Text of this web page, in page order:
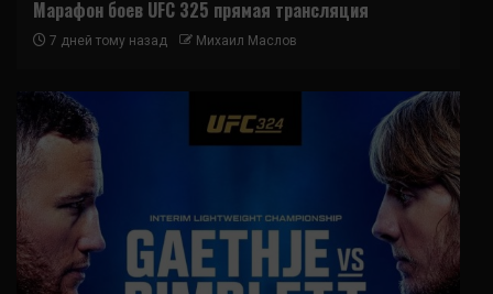
Марафон боев UFC 325 прямая трансляция
7 дней тому назад Михаил Маслов